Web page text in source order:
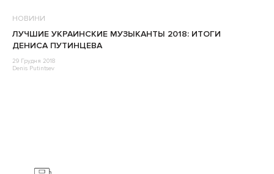
НОВИНИ
ЛУЧШИЕ УКРАИНСКИЕ МУЗЫКАНТЫ 2018: ИТОГИ
ДЕНИСА ПУТИНЦЕВА
29 Грудня 2018
Denis Putintsev